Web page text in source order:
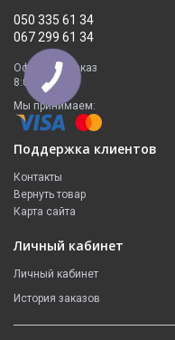
050 335 61 34
067 299 61 34
Оформить заказ
8:00 - 23:00
Мы принимаем:
Поддержка клиентов
Контакты
Вернуть товар
Карта сайта
Личный кабинет
Личный кабинет
История заказов